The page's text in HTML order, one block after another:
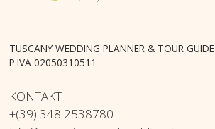
TUSCANY WEDDING PLANNER & TOUR GUIDE
P.IVA 02050310511
KONTAKT
+(39) 348 2538780